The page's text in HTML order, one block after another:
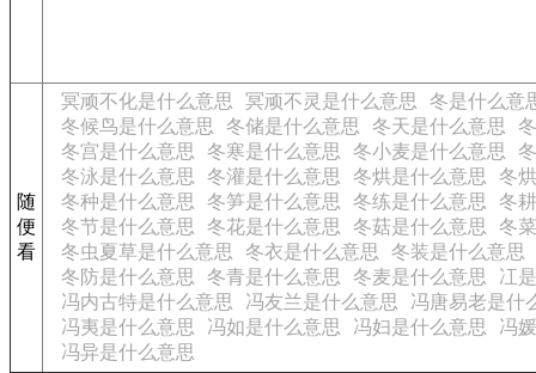
随
便
看
冥顽不化是什么意思 冥顽不灵是什么意思
冬是什么意
冬候鸟是什么意思
冬储是什么意思 冬天是什么意思
冬宫是什么意思
冬寒是什么意思 冬小麦是什么意思
冬泳是什么意思
冬灌是什么意思 冬烘是什么意思
冬
冬种是什么意思
冬笋是什么意思 冬练是什么意思
冬
冬节是什么意思
冬花是什么意思 冬菇是什么意思
冬
冬虫夏草是什么意思
冬衣是什么意思
冬装是什么意思
冬防是什么意思
冬青是什么意思 冬麦是什么意思
冮
冯内古特是什么意思
冯友兰是什么意思
冯唐易老是什
冯夷是什么意思
冯如是什么意思 冯妇是什么意思
冯
冯异是什么意思